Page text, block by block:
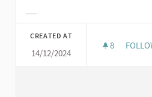
CREATED AT
14/12/2024
8 8